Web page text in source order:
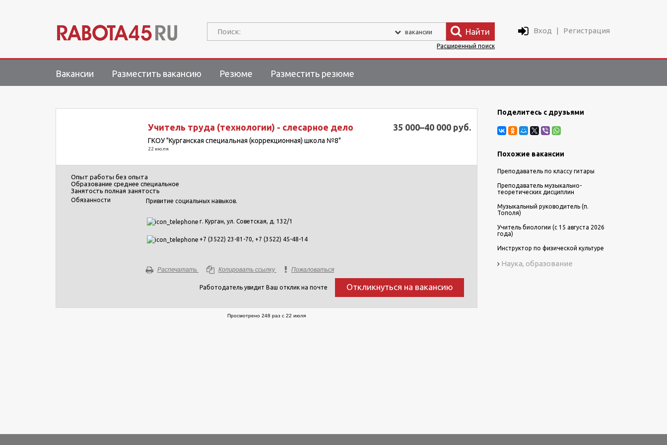
Поиск: вакансии Найти Вход | Регистрация
Расширенный поиск
Вакансии Разместить вакансию Резюме Разместить резюме
Учитель труда (технологии) - слесарное дело 35 000–40 000 руб.
ГКОУ "Курганская специальная (коррекционная) школа №8"
22 июля
Опыт работы без опыта
Образование среднее специальное
Занятость полная занятость
Обязанности Привитие социальных навыков.
г. Курган, ул. Советская, д. 132/1
+7 (3522) 23-81-70, +7 (3522) 45-48-14
Распечатать Копировать ссылку Пожаловаться
Работодатель увидит Ваш отклик на почте Откликнуться на вакансию
Просмотрено 248 раз с 22 июля
Поделитесь с друзьями
Похожие вакансии
Преподаватель по классу гитары
Преподаватель музыкально-
теоретических дисциплин
Музыкальный руководитель (п.
Тополя)
Учитель биологии (с 15 августа 2026
года)
Инструктор по физической культуре
Наука, образование